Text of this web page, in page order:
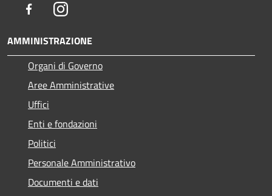
FacebookInstagram
AMMINISTRAZIONE
Organi di Governo
Aree Amministrative
Uffici
Enti e fondazioni
Politici
Personale Amministrativo
Documenti e dati